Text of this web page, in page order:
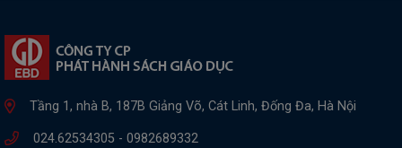
Tầng 1, nhà B, 187B Giảng Võ, Cát Linh, Đống Đa, Hà Nội
024.62534305 - 0982689332